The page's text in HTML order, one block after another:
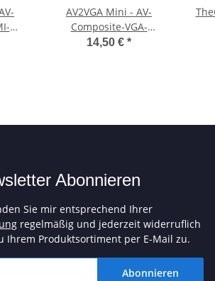
AV2VGA Mini - AV-
Composite-VGA-
Konverter (weiß)
14,50 € *
Abonnieren
Sie mir entsprechend Ihrer
regelmäßig und jederzeit widerruflich
Ihrem Produktsortiment per E-Mail zu.
Abonnieren